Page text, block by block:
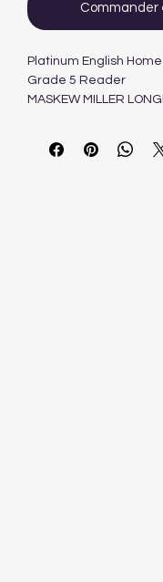
Commander
Platinum English
Grade 5 Reader
MASKEW MILLER